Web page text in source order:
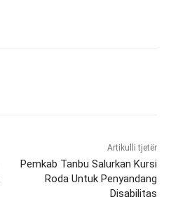
Artikulli tjetër
Pemkab Tanbu Salurkan Kursi
Roda Untuk Penyandang
Disabilitas